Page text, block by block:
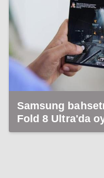
Samsung
Fold 8 Ultra'da
etkileyecek